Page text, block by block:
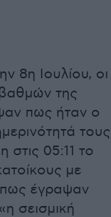
8η Ιουλίου, οι
της
πως ήταν ο
στις 05:11 το
με
έγραψαν
σεισμική